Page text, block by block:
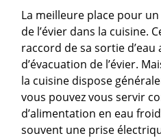
La meilleure place pour
de l’évier dans la cuisine.
raccord de sa sortie d’eau
d’évacuation de l’évier.
la cuisine dispose
vous pouvez vous servir
d’alimentation en eau
souvent une prise